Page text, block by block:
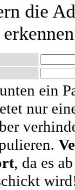
die
ein
nur
, da es